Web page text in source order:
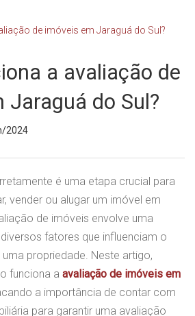
a avaliação de
Jaraguá do Sul?
2024
é uma etapa crucial para
vender ou alugar um imóvel em
de imóveis envolve uma
fatores que influenciam o
propriedade. Neste artigo,
funciona a avaliação de imóveis em
a importância de contar com
para garantir uma avaliação